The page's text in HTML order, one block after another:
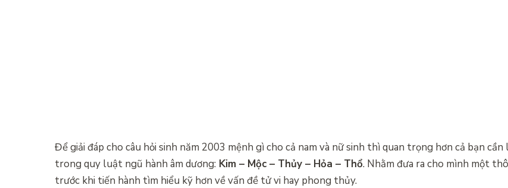
Để giải đáp cho câu hỏi sinh năm 2003 mệnh gì cho cả nam và nữ sinh thì quan trọng hơn cả bạn cần
trong quy luật ngũ hành âm dương: Kim – Mộc – Thủy – Hỏa – Thổ. Nhằm đưa ra cho mình một
trước khi tiến hành tìm hiểu kỹ hơn về vấn đề tử vi hay phong thủy.